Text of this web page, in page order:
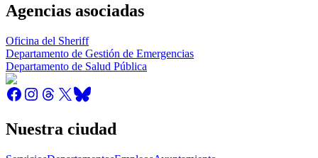
Agencias asociadas
Oficina del Sheriff
Departamento de Gestión de Emergencias
Departamento de Salud Pública
Nuestra ciudad